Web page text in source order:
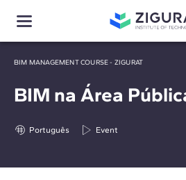
BIM MANAGEMENT COURSE - ZIGURAT
BIM na Área
Português Event